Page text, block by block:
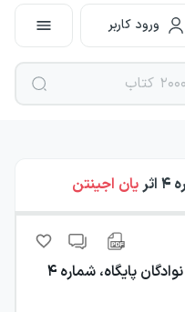
ورود کاربر
۴ اثریان اجینتن
پایگاه، شماره ۴